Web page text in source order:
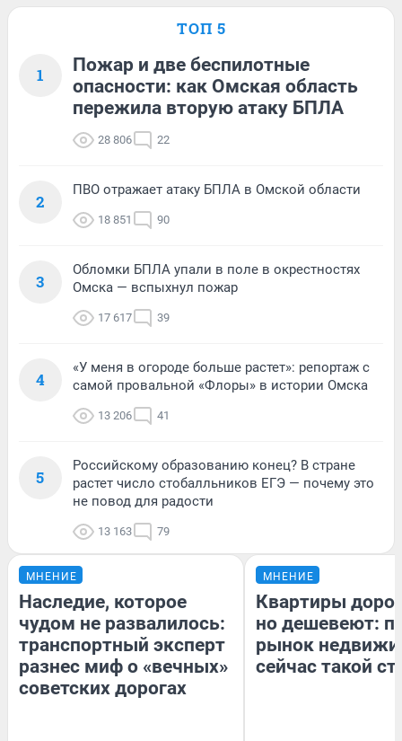
ТОП 5
1
Пожар и две беспилотные
опасности: как Омская область
пережила вторую атаку БПЛА
28 806 22
2
ПВО отражает атаку БПЛА в Омской области
18 851 90
3
Обломки БПЛА упали в поле в окрестностях
Омска — вспыхнул пожар
17 617 39
4
«У меня в огороде больше растет»: репортаж с
самой провальной «Флоры» в истории Омска
13 206 41
5
Российскому образованию конец? В стране
растет число стобалльников ЕГЭ — почему это
не повод для радости
13 163 79
МНЕНИЕ
Наследие, которое
чудом не развалилось:
транспортный эксперт
разнес миф о «вечных»
советских дорогах
МНЕНИЕ
Квартиры
но дешевеют:
рынок
сейчас такой